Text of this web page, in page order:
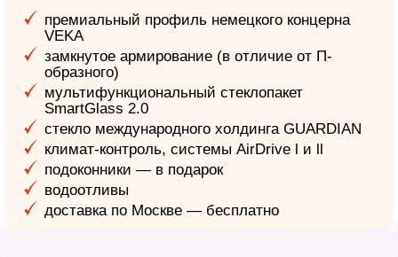
премиальный профиль немецкого концерна
VEKA
замкнутое армирование (в отличие от П-
образного)
мультифункциональный стеклопакет
SmartGlass 2.0
стекло международного холдинга GUARDIAN
климат-контроль, системы AirDrive l и ll
подоконники — в подарок
водоотливы
доставка по Москве — бесплатно